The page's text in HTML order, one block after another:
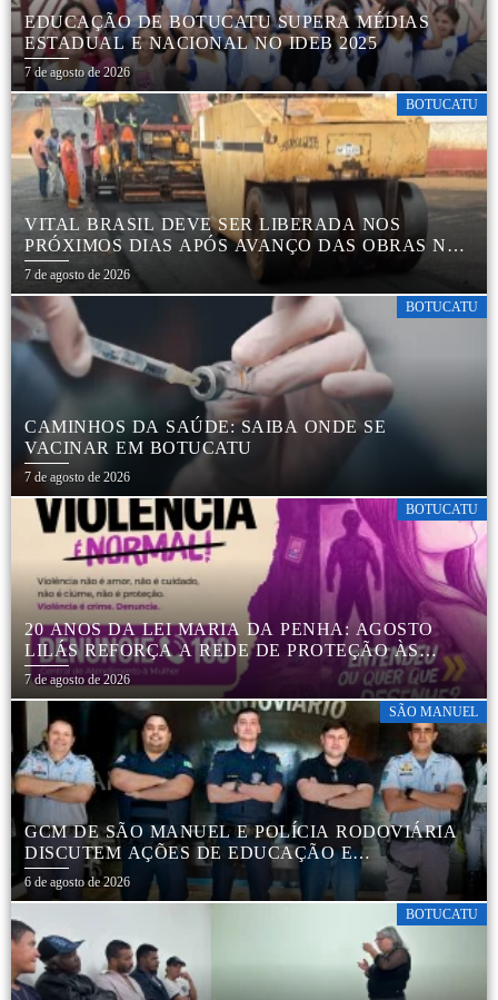
EDUCAÇÃO DE BOTUCATU SUPERA MÉDIAS
ESTADUAL E NACIONAL NO IDEB 2025
7 de agosto de 2026
BOTUCATU
VITAL BRASIL DEVE SER LIBERADA NOS
PRÓXIMOS DIAS APÓS AVANÇO DAS OBRAS NA
REGIÃO DA RODOVIÁRIA
7 de agosto de 2026
BOTUCATU
CAMINHOS DA SAÚDE: SAIBA ONDE SE
VACINAR EM BOTUCATU
7 de agosto de 2026
BOTUCATU
20 ANOS DA LEI MARIA DA PENHA: AGOSTO
LILÁS REFORÇA A REDE DE PROTEÇÃO ÀS
MULHERES EM BOTUCATU
7 de agosto de 2026
SÃO MANUEL
GCM DE SÃO MANUEL E POLÍCIA RODOVIÁRIA
DISCUTEM AÇÕES DE EDUCAÇÃO E
SEGURANÇA NO TRÂNSITO
6 de agosto de 2026
BOTUCATU